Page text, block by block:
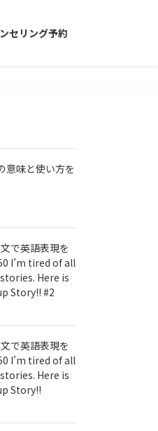
セリング予約
味と使い方を
で英語表現を
I’m tired of all
Here is
Story!! #2
で英語表現を
I’m tired of all
Here is
Story!!